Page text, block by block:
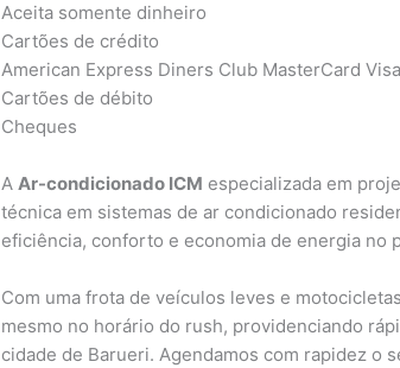
Aceita somente dinheiro
Cartões de crédito
American Express Diners Club MasterCard Visa
Cartões de débito
Cheques
AAr-condicionado ICM especializada em
técnica em sistemas de ar condicionado
eficiência, conforto e economia de energia no
Com uma frota de veículos leves e
mesmo no horário do rush, providenciando
cidade de Barueri. Agendamos com rapidez o